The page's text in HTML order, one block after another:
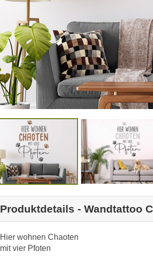
Produktdetails - Wandtattoo
Hier wohnen Chaoten
mit vier Pfoten